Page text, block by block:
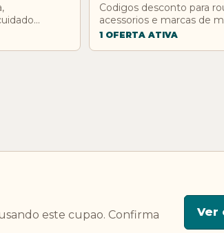
Codigos desconto para
acessorios e marcas de
1 OFERTA ATIVA
este cupao. Confirma
Ver